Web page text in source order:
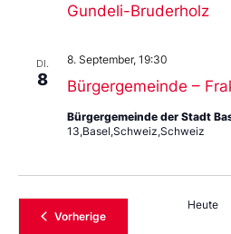
Gundeli-Bruderholz
DI.
8 Bürgergemeinde –
8. September, 19:30
Bürgergemeinde der Stadt
13,Basel,Schweiz,Schweiz
VorherigeVeranstaltungen
Heute